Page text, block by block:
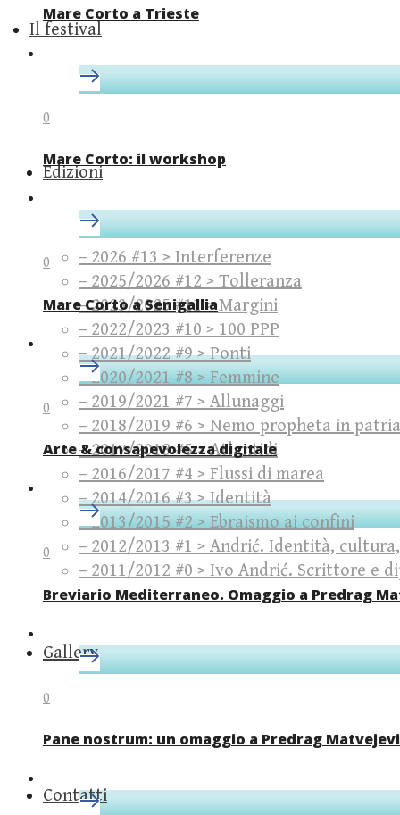
Il festival
Edizioni
– 2026 #13 > Interferenze
– 2025/2026 #12 > Tolleranza
– 2023/2025 #11 > Margini
– 2022/2023 #10 > 100 PPP
– 2021/2022 #9 > Ponti
– 2020/2021 #8 > Femmine
– 2019/2021 #7 > Allunaggi
– 2018/2019 #6 > Nemo propheta in patria
– 2017/2018 #5 > Atlantidi
– 2016/2017 #4 > Flussi di marea
– 2014/2016 #3 > Identità
– 2013/2015 #2 > Ebraismo ai confini
– 2012/2013 #1 > Andrić. Identità,
– 2011/2012 #0 > Ivo Andrić. Scrittore e
Gallery
Contatti
Mare Corto a Trieste
0
Mare Corto: il workshop
0
Mare Corto a Senigallia
0
Arte & consapevolezza digitale
0
Breviario Mediterraneo. Omaggio a Predrag
0
Pane nostrum: un omaggio a Predrag